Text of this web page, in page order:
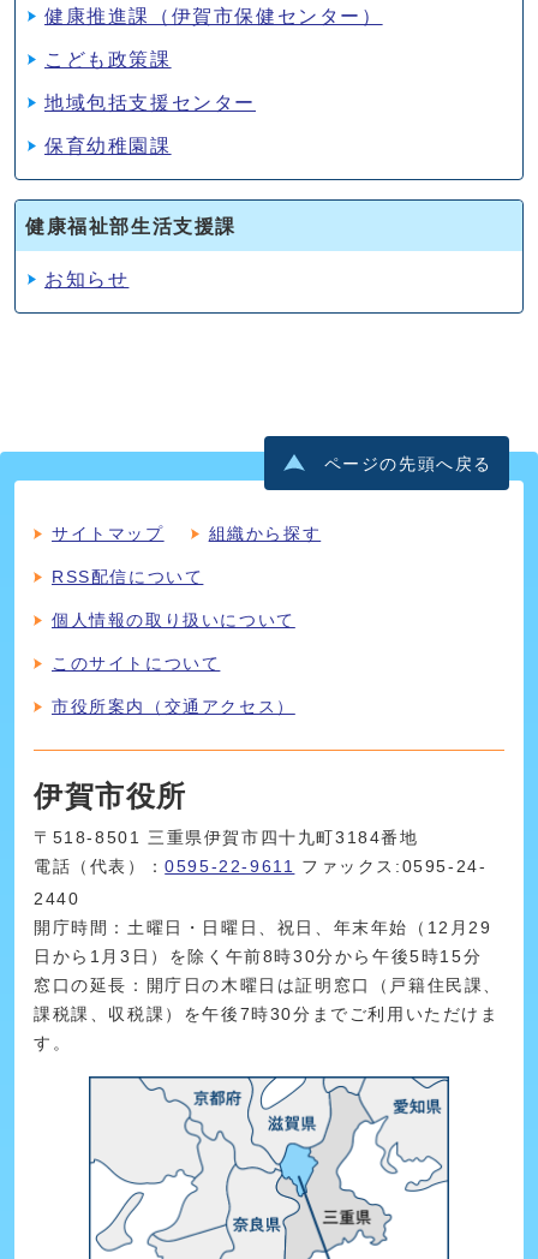
健康推進課（伊賀市保健センター）
こども政策課
地域包括支援センター
保育幼稚園課
健康福祉部生活支援課
お知らせ
ページの先頭へ戻る
サイトマップ 組織から探す
RSS配信について
個人情報の取り扱いについて
このサイトについて
市役所案内（交通アクセス）
伊賀市役所
〒518-8501 三重県伊賀市四十九町3184番地
電話（代表）：0595-22-9611
ファックス:0595-24-
2440
開庁時間：土曜日・日曜日、祝日、年末年始（12月29
日から1月3日）を除く午前8時30分から午後5時15分
窓口の延長：開庁日の木曜日は証明窓口（戸籍住民課、
課税課、収税課）を午後7時30分までご利用いただけま
す。